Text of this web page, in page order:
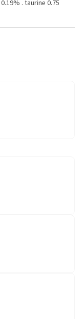
. taurine 0.75